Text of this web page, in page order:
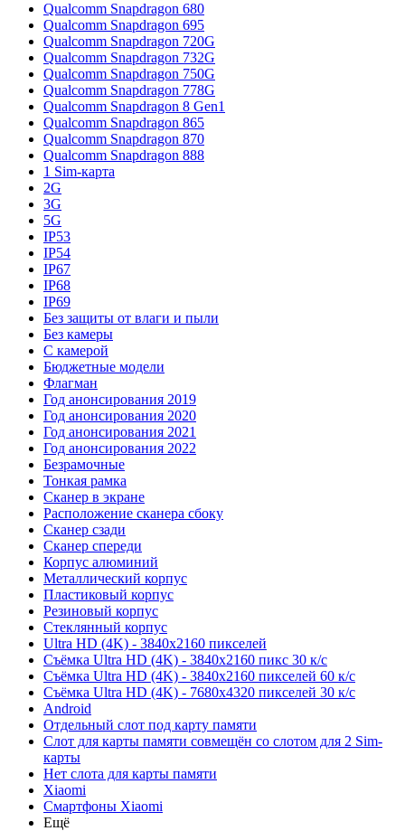
Qualcomm Snapdragon 680
Qualcomm Snapdragon 695
Qualcomm Snapdragon 720G
Qualcomm Snapdragon 732G
Qualcomm Snapdragon 750G
Qualcomm Snapdragon 778G
Qualcomm Snapdragon 8 Gen1
Qualcomm Snapdragon 865
Qualcomm Snapdragon 870
Qualcomm Snapdragon 888
1 Sim-карта
2G
3G
5G
IP53
IP54
IP67
IP68
IP69
Без защиты от влаги и пыли
Без камеры
С камерой
Бюджетные модели
Флагман
Год анонсирования 2019
Год анонсирования 2020
Год анонсирования 2021
Год анонсирования 2022
Безрамочные
Тонкая рамка
Сканер в экране
Расположение сканера сбоку
Сканер сзади
Сканер спереди
Корпус алюминий
Металлический корпус
Пластиковый корпус
Резиновый корпус
Стеклянный корпус
Ultra HD (4K) - 3840x2160 пикселей
Съёмка Ultra HD (4K) - 3840x2160 пикс 30 к/с
Съёмка Ultra HD (4K) - 3840x2160 пикселей 60 к/с
Съёмка Ultra HD (4K) - 7680x4320 пикселей 30 к/с
Android
Отдельный слот под карту памяти
Слот для карты памяти совмещён со слотом для 2 Sim-
карты
Нет слота для карты памяти
Xiaomi
Смартфоны Xiaomi
Ещё